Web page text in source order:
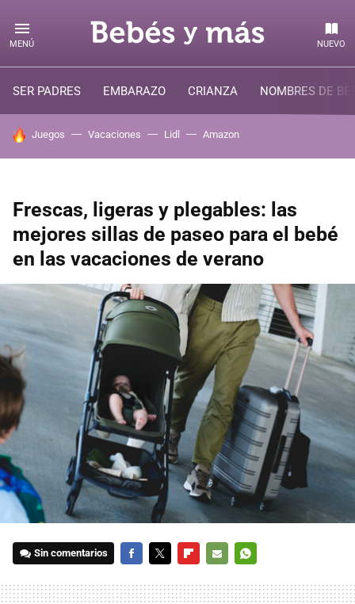
MENÚ NUEVO
SER PADRES EMBARAZO CRIANZA NOMBRES DE
HOY SE HABLA DE
Juegos Vacaciones Lidl Amazon
Frescas, ligeras y plegables: las
mejores sillas de paseo para el bebé
en las vacaciones de verano
Sin comentarios
MAIL